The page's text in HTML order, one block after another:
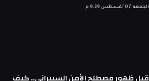
الجمعة 07 أغسطس 9:39 م
قبل ظهور مصطلح الأمن السيبراني.. كيف